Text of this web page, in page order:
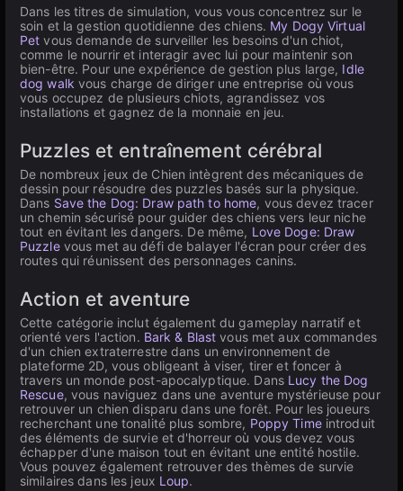
Dans les titres de simulation, vous vous concentrez sur le
soin et la gestion quotidienne des chiens. My Dogy Virtual
Pet vous demande de surveiller les besoins d'un chiot,
comme le nourrir et interagir avec lui pour maintenir son
bien-être. Pour une expérience de gestion plus large, Idle
dog walk vous charge de diriger une entreprise où vous
vous occupez de plusieurs chiots, agrandissez vos
installations et gagnez de la monnaie en jeu.
Puzzles et entraînement cérébral
De nombreux jeux de Chien intègrent des mécaniques de
dessin pour résoudre des puzzles basés sur la physique.
Dans Save the Dog: Draw path to home, vous devez tracer
un chemin sécurisé pour guider des chiens vers leur niche
tout en évitant les dangers. De même, Love Doge: Draw
Puzzlevous met au défi de balayer l'écran pour créer des
routes qui réunissent des personnages canins.
Action et aventure
Cette catégorie inclut également du gameplay narratif et
orienté vers l'action. Bark & Blast vous met aux commandes
d'un chien extraterrestre dans un environnement de
plateforme 2D, vous obligeant à viser, tirer et foncer à
travers un monde post-apocalyptique. Dans Lucy the Dog
Rescue, vous naviguez dans une aventure mystérieuse pour
retrouver un chien disparu dans une forêt. Pour les joueurs
recherchant une tonalité plus sombre, Poppy Timeintroduit
des éléments de survie et d'horreur où vous devez vous
échapper d'une maison tout en évitant une entité hostile.
Vous pouvez également retrouver des thèmes de survie
similaires dans les jeux Loup.